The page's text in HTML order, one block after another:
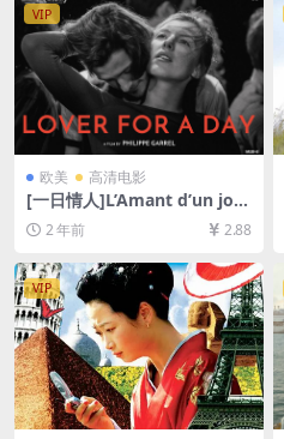
VIP
欧美 高清电影
[一日情人]L’Amant d’un jour
(2017)[百度网盘+夸克网盘10
80P超清未删减资源][网盘在
线播放/下载][MP4/5.2GB][中
文字幕]
2 年前 2.88
VIP